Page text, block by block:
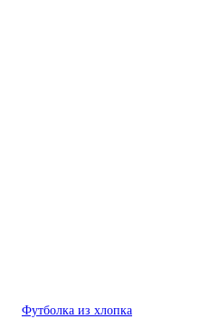
Футболка из хлопка